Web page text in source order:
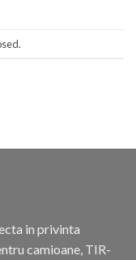
in privinta
camioane, TIR-